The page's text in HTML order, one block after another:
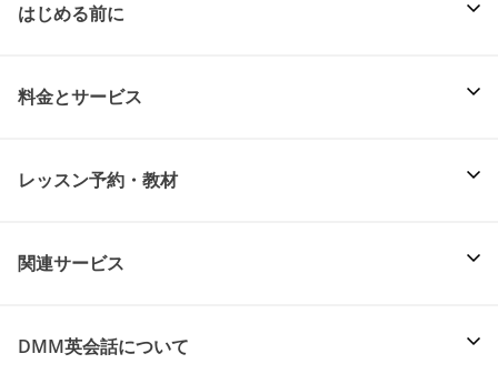
はじめる前に
料金とサービス
レッスン予約・教材
関連サービス
DMM英会話について